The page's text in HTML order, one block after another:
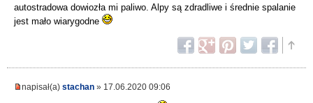
autostradowa dowiozła mi paliwo. Alpy są zdradliwe i średnie spalanie
jest mało wiarygodne
napisał(a) stachan » 17.06.2020 09:06